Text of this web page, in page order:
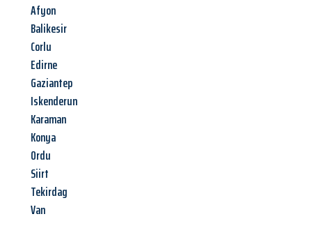
Afyon
Balikesir
Corlu
Edirne
Gaziantep
Iskenderun
Karaman
Konya
Ordu
Siirt
Tekirdag
Van